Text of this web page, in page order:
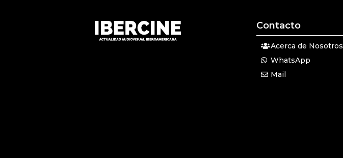
Contacto
Acerca de Nosotros
WhatsApp
Mail